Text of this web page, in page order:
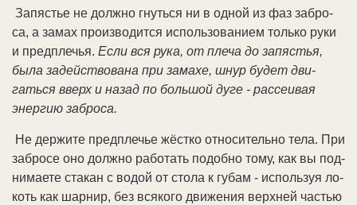
За­пя­стье не долж­но гнуть­ся ни в од­ной из фаз за­бро­
са, а за­мах про­из­во­дит­ся ис­поль­зо­ва­ни­ем толь­ко ру­ки
и пред­пле­чья. Ес­ли вся ру­ка, от пле­ча до за­пя­стья,
бы­ла за­дей­ст­во­ва­на при за­ма­хе, шнур бу­дет дви­
гать­ся вверх и на­зад по боль­шой ду­ге - рас­сеи­вая
энер­гию за­бро­са.
Не дер­жи­те пред­пле­чье жё­ст­ко от­но­си­тель­но те­ла. При
за­бро­се оно долж­но ра­бо­тать по­доб­но то­му, как вы под­
ни­мае­те ста­кан с во­дой от сто­ла к гу­бам - ис­поль­зуя ло­
коть как шар­нир, без вся­ко­го дви­же­ния верх­ней ча­стью